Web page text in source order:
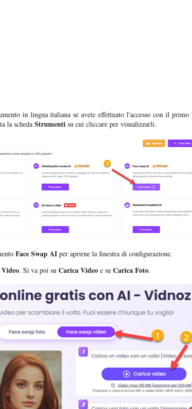
in lingua italiana se avete effettuato l'accesso con il
la scheda Strumenti su cui cliccare per visualizzarli.
Face Swap AI per aprirne la finestra di configurazione.
Video. Si va poi su Carica Video e su Carica Foto.